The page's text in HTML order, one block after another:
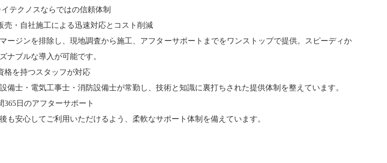
テクノスならではの信頼体制
売・自社施工による迅速対応とコスト削減
ージンを排除し、現地調査から施工、アフターサポートまでをワンストップで提供。スピーディか
ナブルな導入が可能です。
格を持つスタッフが対応
備士・電気工事士・消防設備士が常勤し、技術と知識に裏打ちされた提供体制を整えています。
365日のアフターサポート
も安心してご利用いただけるよう、柔軟なサポート体制を備えています。